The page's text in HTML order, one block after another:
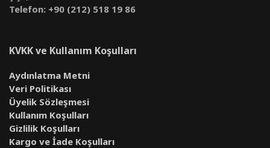
Telefon: +90 (212) 518 19 86
KVKK ve Kullanım Koşulları
Aydınlatma Metni
Veri Politikası
Üyelik Sözleşmesi
Kullanım Koşulları
Gizlilik Koşulları
Kargo ve İade Koşulları